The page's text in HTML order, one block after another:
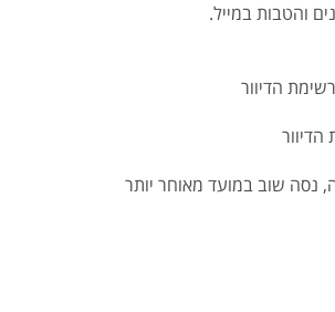
והטבות במייל.
הדיוור
נסה שוב במועד מאוחר יותר